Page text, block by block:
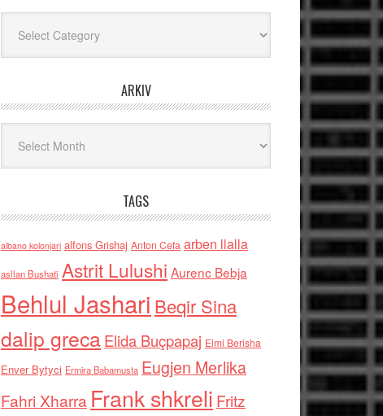
ARKIV
TAGS
albano kolonjari alfons Grishaj Anton Cefa arben llalla
asllan Bushati Astrit Lulushi Aurenc Bebja
Behlul Jashari Beqir Sina
dalip grecaElida Buçpapaj Elmi Berisha
Enver Bytyci Ermira Babamusta Eugjen Merlika
Fahri Xharra Frank shkreli Fritz